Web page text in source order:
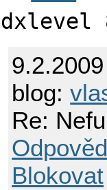
dxlevel
blog:
Re:
Blokovat